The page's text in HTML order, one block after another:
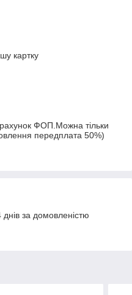
картку
ФОП.Можна тільки
передплата 50%)
за домовленістю